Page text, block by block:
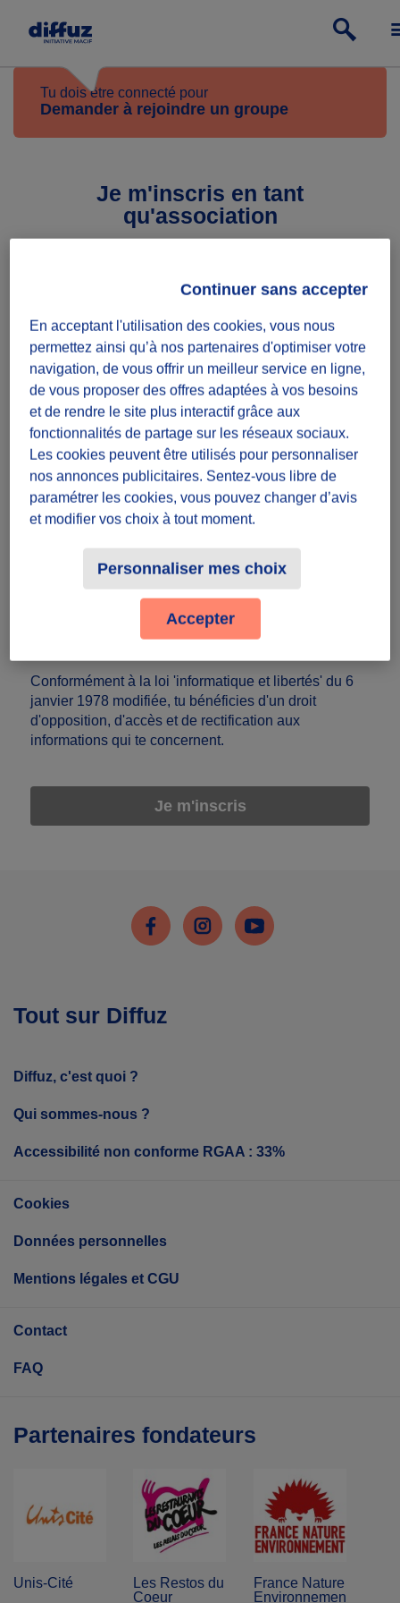
Tu dois être connecté pour
Demander à rejoindre un groupe
Je m'inscris en tant
qu'association
Prénom du représentant légal
Nom du représentant légal
Numéro de téléphone
Mot de passe
Confirmation du mot de passe
En t'inscrivant tu déclares être majeur∙e et
Conformément à la loi 'informatique et libertés' du 6
janvier 1978 modifiée, tu bénéficies d'un droit
d'opposition, d'accès et de rectification aux
informations qui te concernent.
Je m'inscris
FacebookInstagramYoutube
Tout sur Diffuz
Diffuz, c'est quoi ?
Qui sommes-nous ?
Accessibilité non conforme RGAA : 33%
Cookies
Données personnelles
Mentions légales et CGU
Contact
FAQ
Partenaires fondateurs
Unis-Cité
Les Restos du
Coeur
France Nature
Environnement
En acceptant l'utilisation des cookies, vous nous
permettez ainsi qu’à nos partenaires d'optimiser votre
navigation, de vous offrir un meilleur service en ligne,
de vous proposer des offres adaptées à vos besoins
et de rendre le site plus interactif grâce aux
fonctionnalités de partage sur les réseaux sociaux.
Les cookies peuvent être utilisés pour personnaliser
nos annonces publicitaires. Sentez-vous libre de
paramétrer les cookies, vous pouvez changer d’avis
et modifier vos choix à tout moment.
Personnaliser mes choix
Continuer sans accepter
Accepter